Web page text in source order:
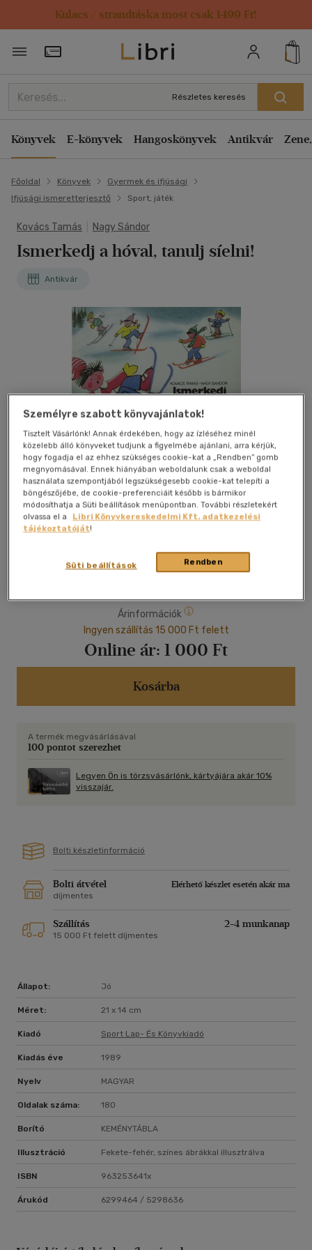
Kulacs / strandtáska most csak 1499 Ft!
Törzsvásárlói Kártya adatai
Részletes keresés
Könyvek E-könyvek Hangoskönyvek Antikvár
Főoldal Könyvek
Gyermek és ifjúsági
Ifjúsági ismeretterjesztő
Sport, játék
Kovács Tamás Nagy Sándor
Ismerkedj a hóval, tanulj síelni!
Antikvár
Kívánságlistához adom Megosztom
Sport Lap- És Könyvkiadó|1989|magyar nyelvű
keménytábla|
Árinformációk
Ingyen szállítás 15 000 Ft felett
Online ár: 1 000 Ft
Kosárba
A termék megvásárlásával
100 pontot szerezhet
Legyen Ön is törzsvásárlónk, kártyájára akár 10%
visszajár.
Bolti készletinformáció
Bolti átvétel
Elérhető készlet esetén akár ma
díjmentes
Szállítás 2-4 munkanap
15 000 Ft felett díjmentes
Állapot: Jó
Méret: 21 x 14 cm
Kiadó Sport Lap- És Könyvkiadó
Kiadás éve 1989
Nyelv MAGYAR
Oldalak száma: 180
Borító KEMÉNYTÁBLA
Illusztráció Fekete-fehér, színes ábrákkal illusztrálva
ISBN 963253641x
Árukód 6299464 / 5298636
Személyre szabott könyvajánlatok!
Tisztelt Vásárlónk! Annak érdekében, hogy az ízléséhez minél
közelebb álló könyveket tudjunk a figyelmébe ajánlani, arra kérjük,
hogy fogadja el az ehhez szükséges cookie-kat a „Rendben” gomb
megnyomásával. Ennek hiányában weboldalunk csak a weboldal
használata szempontjából legszükségesebb cookie-kat telepíti a
böngészőjébe, de cookie-preferenciáit később is bármikor
módosíthatja a Süti beállítások menüpontban. További részletekért
olvassa el a
Libri Könyvkereskedelmi Kft. adatkezelési
tájékoztatóját!
Rendben
Süti beállítások